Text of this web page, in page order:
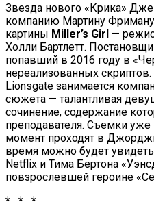
Звезда нового «Крика»
компанию Мартину
картины Miller’s Girl —
Холли Бартлетт.
попавший в 2016 году в
нереализованных
Lionsgate занимается
сюжета — талантливая
сочинение, содержание
преподавателя. Съемки уже
момент проходят в
время можно будет
Netflix и Тима Бертона
повзрослевшей героине
* * *